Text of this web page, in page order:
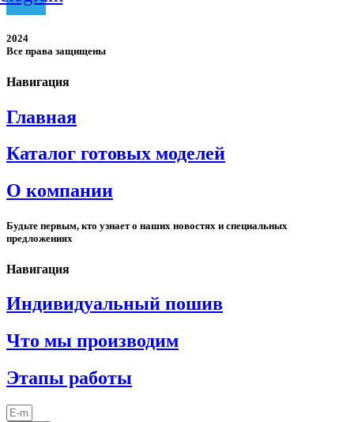
2024
Все права защищены
Навигация
Главная
Каталог готовых моделей
О компании
Будьте первым, кто узнает о наших новостях и специальных
предложениях
Навигация
Индивидуальный пошив
Что мы производим
Этапы работы